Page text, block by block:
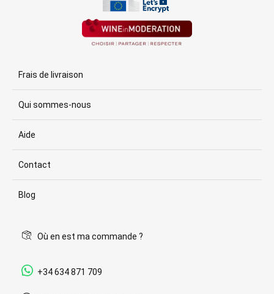
Frais de livraison
Qui sommes-nous
Aide
Contact
Blog
Où en est ma commande ?
+34 634 871 709